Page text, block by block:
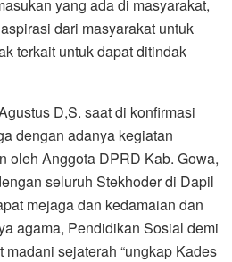
yang ada di masyarakat,
dari masyarakat untuk
terkait untuk dapat ditindak
D,S. saat di konfirmasi
dengan adanya kegiatan
oleh Anggota DPRD Kab. Gowa,
seluruh Stekhoder di Dapil
mejaga dan kedamaian dan
agama, Pendidikan Sosial demi
sejaterah “ungkap Kades